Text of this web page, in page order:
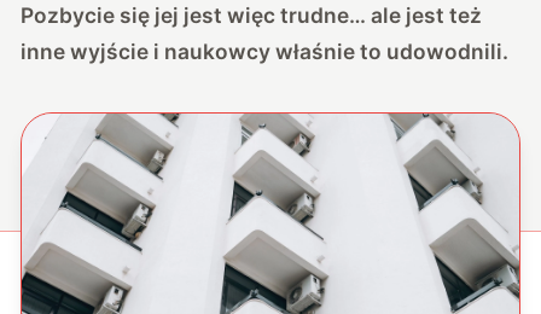
Pozbycie się jej jest więc trudne… ale jest też
inne wyjście i naukowcy właśnie to udowodnili.